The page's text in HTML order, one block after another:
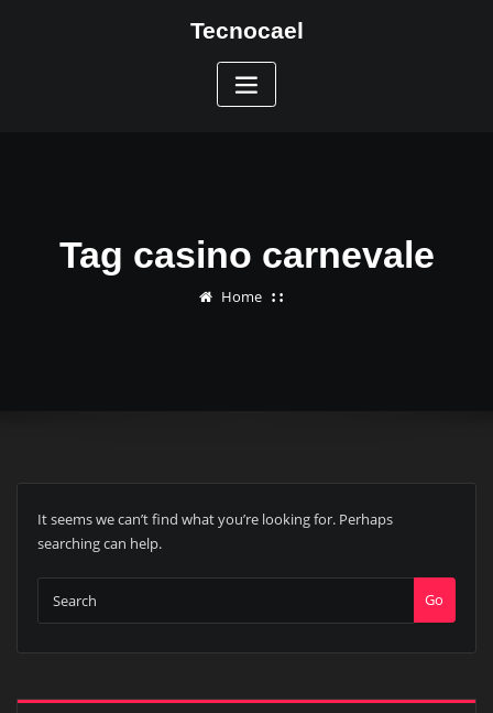
Tecnocael
Tag casino carnevale
Home
It seems we can’t find what you’re looking for. Perhaps
searching can help.
Go